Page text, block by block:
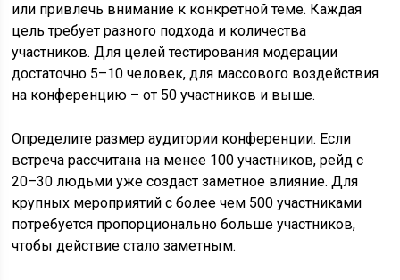
или привлечь внимание к конкретной теме. Каждая
цель требует разного подхода и количества
участников. Для целей тестирования модерации
достаточно 5–10 человек, для массового воздействия
на конференцию – от 50 участников и выше.
Определите размер аудитории конференции. Если
встреча рассчитана на менее 100 участников, рейд с
20–30 людьми уже создаст заметное влияние. Для
крупных мероприятий с более чем 500 участниками
потребуется пропорционально больше участников,
чтобы действие стало заметным.